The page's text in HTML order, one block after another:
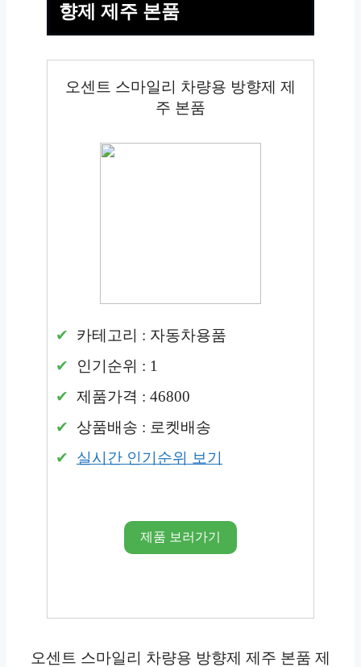
향제 제주 본품
오센트 스마일리 차량용 방향제 제
주 본품
카테고리 : 자동차용품
인기순위 : 1
제품가격 : 46800
상품배송 : 로켓배송
실시간 인기순위 보기
제품 보러가기
오센트 스마일리 차량용 방향제 제주 본품 제